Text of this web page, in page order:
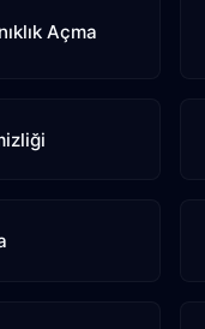
Açma